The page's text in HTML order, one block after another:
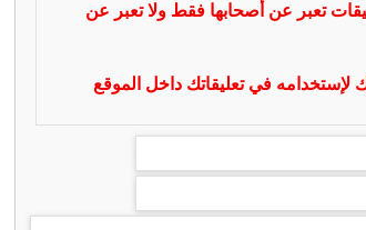
تعبر عن أصحابها فقط ولا تعبر عن
في تعليقاتك داخل الموقع